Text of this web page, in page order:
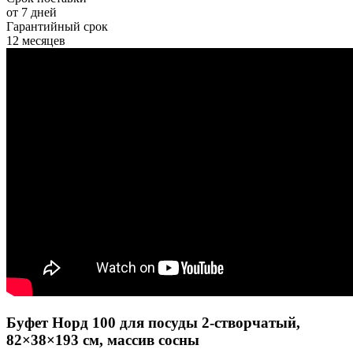
от 7 дней
Гарантийный срок
12 месяцев
Буфет Норд 100 для посуды 2-створчатый,
82×38×193 см, массив сосны